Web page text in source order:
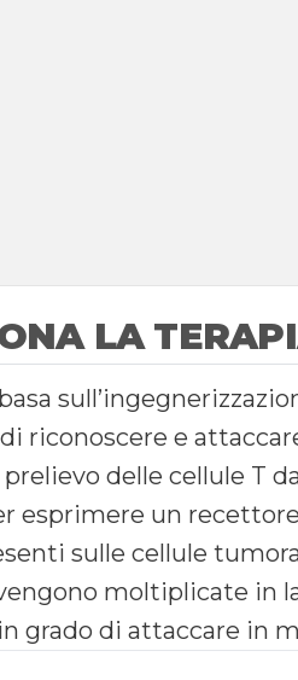
LA
riconoscere e
delle cellule T
esprimere un
sulle cellule
moltiplicate in
grado di attaccare in